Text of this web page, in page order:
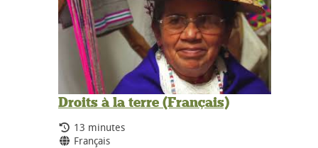
Droits à la terre (Français)
Durée:
13 minutes
Langues:
Français